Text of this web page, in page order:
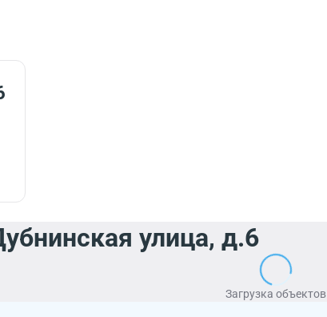
улица, д.6
Загрузка объектов